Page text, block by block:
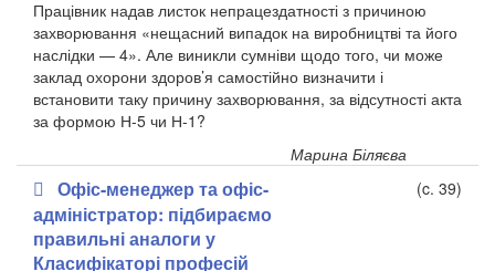
Працівник надав листок непрацездатності з причиною
захворювання «нещасний випадок на виробництві та його
наслідки — 4». Але виникли сумніви щодо того, чи може
заклад охорони здоров’я самостійно визначити і
встановити таку причину захворювання, за відсутності акта
за формою Н-5 чи Н-1?
Марина Біляєва
Офіс-менеджер та офіс-
адміністратор: підбираємо
правильні аналоги у
Класифікаторі професій
(c. 39)